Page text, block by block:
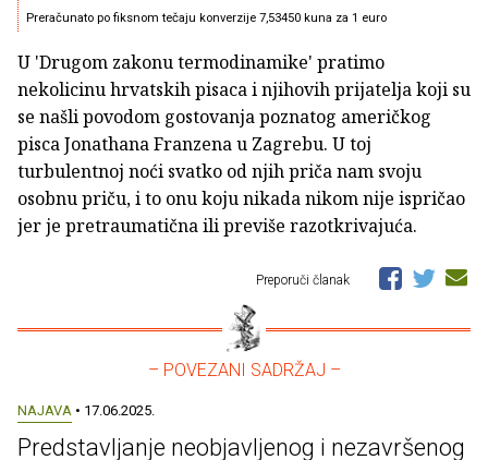
Preračunato po fiksnom tečaju konverzije 7,53450 kuna za 1 euro
U 'Drugom zakonu termodinamike' pratimo
nekolicinu hrvatskih pisaca i njihovih prijatelja koji su
se našli povodom gostovanja poznatog američkog
pisca Jonathana Franzena u Zagrebu. U toj
turbulentnoj noći svatko od njih priča nam svoju
osobnu priču, i to onu koju nikada nikom nije ispričao
jer je pretraumatična ili previše razotkrivajuća.
Preporuči članak
– POVEZANI SADRŽAJ –
NAJAVA • 17.06.2025.
Predstavljanje neobjavljenog i nezavršenog